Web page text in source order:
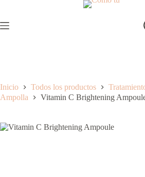
contenido
Inicio Todos los productos
Ampolla
Vitamin C Brightening